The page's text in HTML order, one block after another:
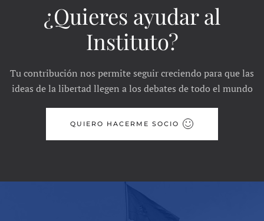
¿Quieres ayudar al
Instituto?
Tu contribución nos permite seguir creciendo para que las
ideas de la libertad llegen a los debates de todo el mundo
QUIERO HACERME SOCIO